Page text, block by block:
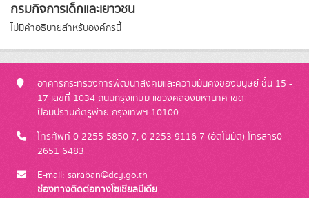
กรมกิจการเด็กและเยาวชน
ไม่มีคำอธิบายสำหรับองค์กรนี้
อาคารกระทรวงการพัฒนาสังคมและความมั่นคงของมนุษย์ ชั้น 15 -
17 เลขที่ 1034 ถนนกรุงเกษม แขวงคลองมหานาค เขต
ป้อมปราบศัตรูพ่าย กรุงเทพฯ 10100
โทรศัพท์ 0 2255 5850-7, 0 2253 9116-7 (อัตโนมัติ) โทรสาร0
2651 6483
E-mail: saraban@dcy.go.th
ช่องทางติดต่อทางโซเชียลมีเดีย